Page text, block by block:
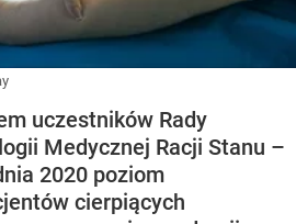
uczestników Rady
Medycznej Racji Stanu –
2020 poziom
cierpiących